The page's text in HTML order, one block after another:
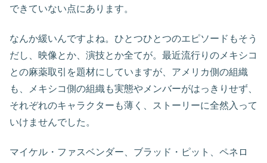
できていない点にあります。
なんか緩いんですよね。ひとつひとつのエピソードもそう
だし、映像とか、演技とか全てが。最近流行りのメキシコ
との麻薬取引を題材にしていますが、アメリカ側の組織
も、メキシコ側の組織も実態やメンバーがはっきりせず、
それぞれのキャラクターも薄く、ストーリーに全然入って
いけませんでした。
マイケル・ファスベンダー、ブラッド・ピット、ペネロ